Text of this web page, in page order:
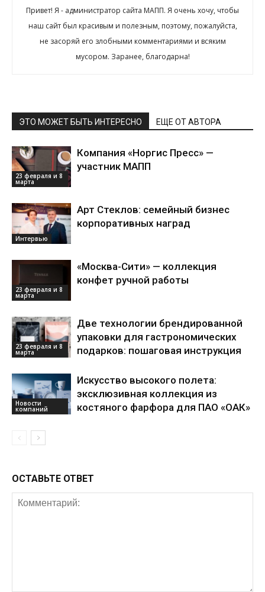
Привет! Я - администратор сайта МАПП. Я очень хочу, чтобы
наш сайт был красивым и полезным, поэтому, пожалуйста,
не засоряй его злобными комментариями и всяким
мусором. Заранее, благодарна!
ЭТО МОЖЕТ БЫТЬ ИНТЕРЕСНО ЕЩЕ ОТ АВТОРА
23 февраля и 8
марта
Компания «Норгис Пресс» —
участник МАПП
Интервью
Арт Стеклов: семейный бизнес
корпоративных наград
23 февраля и 8
марта
«Москва-Сити» — коллекция
конфет ручной работы
23 февраля и 8
марта
Две технологии брендированной
упаковки для гастрономических
подарков: пошаговая инструкция
Новости
компаний
Искусство высокого полета:
эксклюзивная коллекция из
костяного фарфора для ПАО «ОАК»
ОСТАВЬТЕ ОТВЕТ